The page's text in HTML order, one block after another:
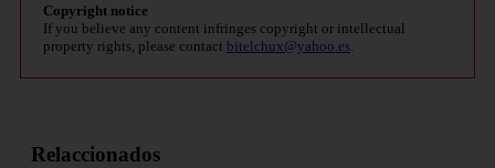
Copyright notice
If you believe any content infringes copyright or intellectual
property rights, please contact bitelchux@yahoo.es
Relaccionados